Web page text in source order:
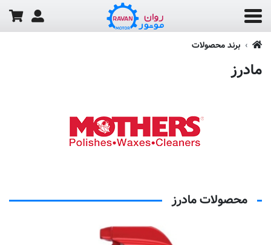
برند محصولات
مادرز
محصولات مادرز